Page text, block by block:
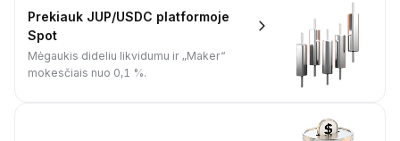
Prekiauk JUP/USDC platformoje
Spot
Mėgaukis dideliu likvidumu ir „Maker“
mokesčiais nuo 0,1 %.